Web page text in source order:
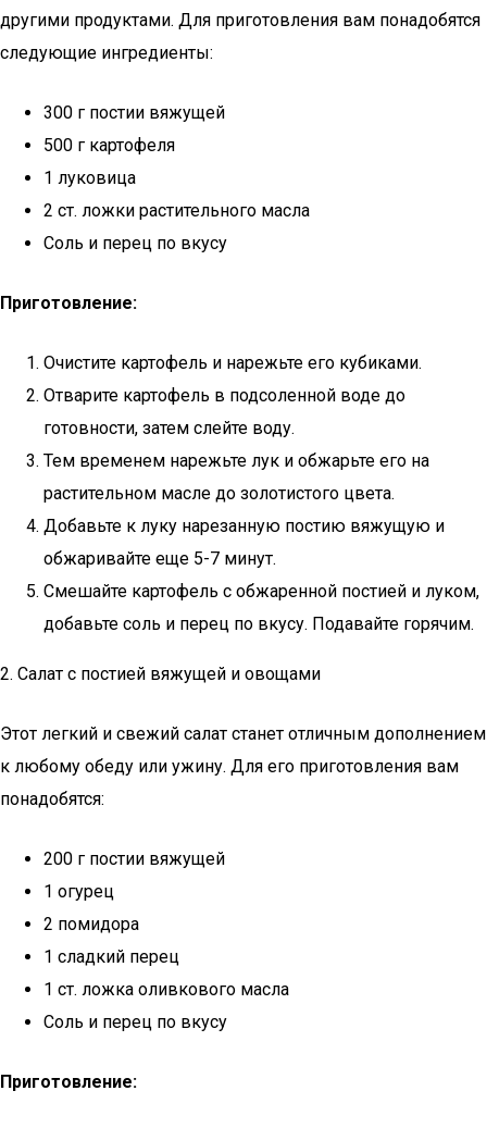
другими продуктами. Для приготовления вам понадобятся
следующие ингредиенты:
300 г постии вяжущей
500 г картофеля
1 луковица
2 ст. ложки растительного масла
Соль и перец по вкусу
Приготовление:
Очистите картофель и нарежьте его кубиками.
Отварите картофель в подсоленной воде до
готовности, затем слейте воду.
Тем временем нарежьте лук и обжарьте его на
растительном масле до золотистого цвета.
Добавьте к луку нарезанную постию вяжущую и
обжаривайте еще 5-7 минут.
Смешайте картофель с обжаренной постией и луком,
добавьте соль и перец по вкусу. Подавайте горячим.
2. Салат с постией вяжущей и овощами
Этот легкий и свежий салат станет отличным дополнением
к любому обеду или ужину. Для его приготовления вам
понадобятся:
200 г постии вяжущей
1 огурец
2 помидора
1 сладкий перец
1 ст. ложка оливкового масла
Соль и перец по вкусу
Приготовление: